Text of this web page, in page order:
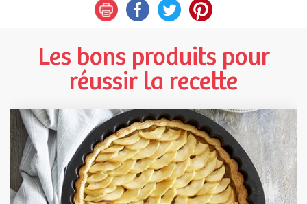
Les bons produits pour
réussir la recette